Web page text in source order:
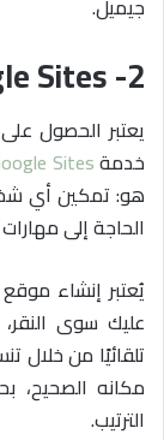
2- Google Sites:
يعتبر الحصول
خدمةSites
هو: تمكين أي
الحاجة إلى
عليك سوى
تلقائيًا من
مكانه الصحيح،
الترتيب.